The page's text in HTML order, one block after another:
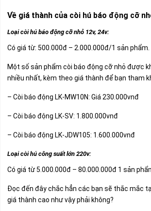
Về giá thành của còi hú báo động cỡ
Loại còi hú báo động cỡ nhỏ 12v, 24v:
Có giá từ: 500.000đ – 2.000.000đ/1 sản phẩm.
Một số sản phẩm còi báo động cỡ nhỏ được
nhiều nhất, kèm theo giá thành để bạn tham
– Còi báo động LK-MW10N: Giá 230.000vnđ
– Còi báo động LK-SV: 1.800.000vnđ
– Còi báo động LK-JDW105: 1.600.000vnđ
Loạicòi hú công suất lớn 220v:
Có giá từ 5.000.000đ – 80.000.000đ 1 sản
Đọc đến đây chắc hẳn các bạn sẽ thắc mắc
giá thành cao như vậy phải không?